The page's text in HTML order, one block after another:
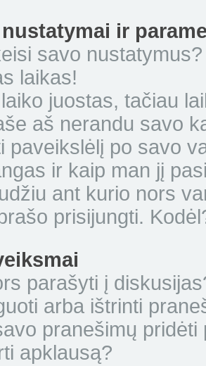
ir
savo nustatymus?
laikas!
juostas, tačiau
aš nerandu savo
paveikslėlį po savo
ir kaip man jį
ant kurio nors
prisijungti.
parašyti į
arba ištrinti
pranešimų pridėti
apklausą?